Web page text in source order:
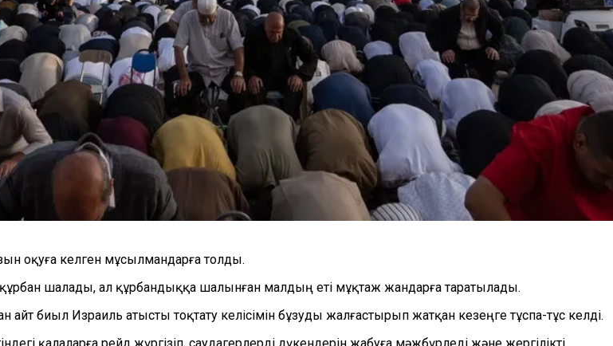
оқуға келген мұсылмандарға толды.
шалады, ал құрбандыққа шалынған малдың еті мұқтаж жандарға таратылады.
биыл Израиль атысты тоқтату келісімін бұзуды жалғастырып жатқан кезеңге тұспа-тұс келді.